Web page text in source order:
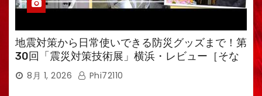
地震対策から日常使いできる防災グッズまで！第
30回「震災対策技術展」横浜・レビュー［そな
えるTV・高荷智也］
8月 1, 2026 Phi72110